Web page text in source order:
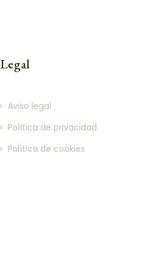
Legal
Aviso legal
Política de privacidad
Política de cookies